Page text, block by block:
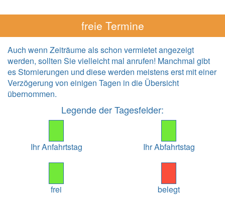
freie Termine
Auch wenn Zeiträume als schon vermietet angezeigt
werden, sollten Sie vielleicht mal anrufen! Manchmal gibt
es Stornierungen und diese werden meistens erst mit einer
Verzögerung von einigen Tagen in die Übersicht
übernommen.
Legende der Tagesfelder:
Ihr Anfahrtstag Ihr Abfahrtstag
frei belegt